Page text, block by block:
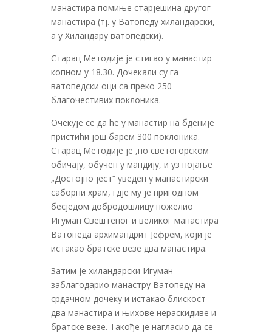
манастира помиње старјешина другог
манастира (тј. у Ватопеду хиландарски,
а у Хиландару ватопедски).
Старац Методије је стигао у манастир
копном у 18.30. Дочекали су га
ватопедски оци са преко 250
благочестивих поклоника.
Очекује се да ће у манастир на бденије
пристићи још барем 300 поклоника.
Старац Методије је ,по светогорском
обичају, обучен у мандију, и уз појање
„Достојно јест“ уведен у манастирски
саборни храм, гдје му је пригодном
бесједом добродошлицу пожелио
Игуман Свештеног и великог манастира
Ватопеда архимандрит Јефрем, који је
истакао братске везе два манастира.
Затим је хиландарски Игуман
заблагодарио манастру Ватопеду на
срдачном дочеку и истакао блискост
два манастира и њихове нераскидиве и
братске везе. Такође је нагласио да се